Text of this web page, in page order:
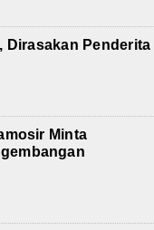
Dirasakan Penderita
Minta